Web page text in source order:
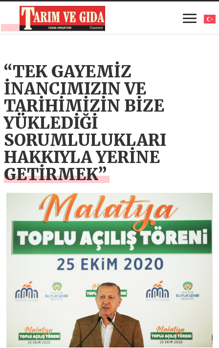
“TEK GAYEMİZ
İNANCIMIZIN VE
TARİHİMİZİN BİZE
YÜKLEDİĞİ
SORUMLULUKLARI
HAKKIYLA YERİNE
GETİRMEK”